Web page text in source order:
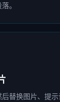
。
替换图片、提